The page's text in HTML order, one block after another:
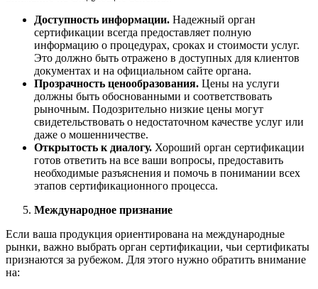
Доступность информации. Надежный орган
сертификации всегда предоставляет полную
информацию о процедурах, сроках и стоимости услуг.
Это должно быть отражено в доступных для клиентов
документах и на официальном сайте органа.
Прозрачность ценообразования. Цены на услуги
должны быть обоснованными и соответствовать
рыночным. Подозрительно низкие цены могут
свидетельствовать о недостаточном качестве услуг или
даже о мошенничестве.
Открытость к диалогу. Хороший орган сертификации
готов ответить на все ваши вопросы, предоставить
необходимые разъяснения и помочь в понимании всех
этапов сертификационного процесса.
Международное признание
Если ваша продукция ориентирована на международные
рынки, важно выбрать орган сертификации, чьи сертификаты
признаются за рубежом. Для этого нужно обратить внимание
на: